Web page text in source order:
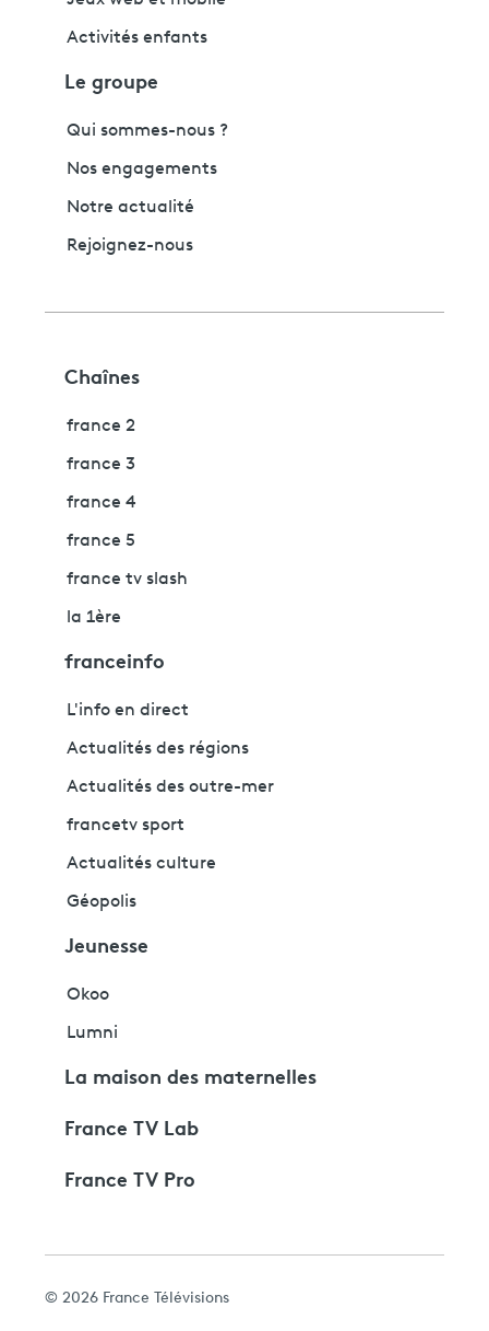
Activités enfants
Le groupe
Qui sommes-nous ?
Nos engagements
Notre actualité
Rejoignez-nous
Chaînes
france 2
france 3
france 4
france 5
france tv slash
la 1ère
franceinfo
L'info en direct
Actualités des régions
Actualités des outre-mer
francetv sport
Actualités culture
Géopolis
Jeunesse
Okoo
Lumni
La maison des maternelles
France TV Lab
France TV Pro
© 2026 France Télévisions